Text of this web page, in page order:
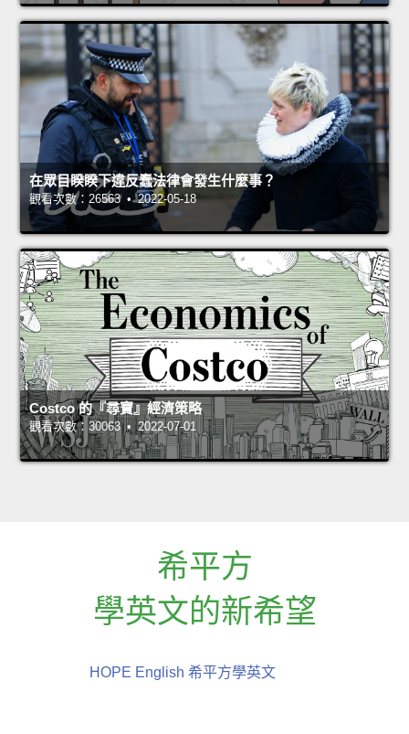
在眾目睽睽下違反蠢法律會發生什麼事？
觀看次數：26563 • 2022-05-18
Costco 的『尋寶』經濟策略
觀看次數：30063 • 2022-07-01
希平方
學英文的新希望
HOPE English 希平方學英文